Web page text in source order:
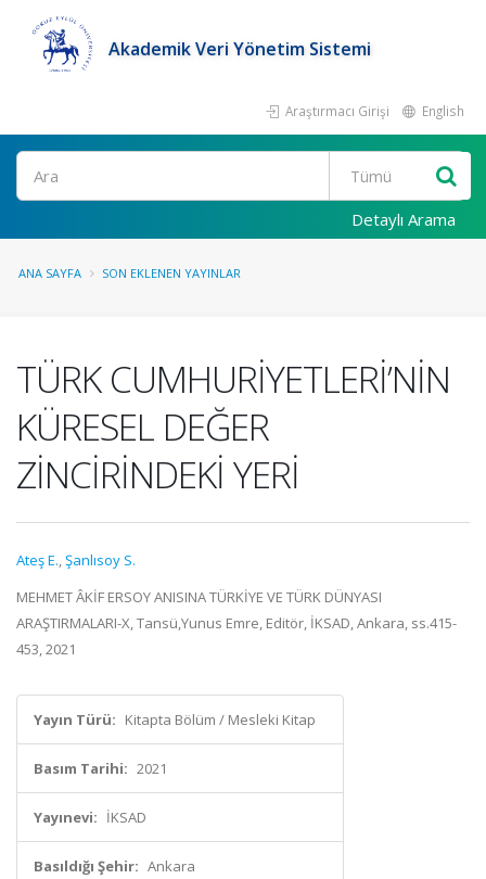
Akademik Veri Yönetim Sistemi
Araştırmacı Girişi English
Ara
Detaylı Arama
ANA SAYFA SON EKLENEN YAYINLAR
TÜRK CUMHURİYETLERİ’NİN
KÜRESEL DEĞER
ZİNCİRİNDEKİ YERİ
Ateş E.,Şanlısoy S.
MEHMET ÂKİF ERSOY ANISINA TÜRKİYE VE TÜRK DÜNYASI
ARAŞTIRMALARI-X, Tansü,Yunus Emre, Editör, İKSAD, Ankara, ss.415-
453, 2021
Yayın Türü: Kitapta Bölüm / Mesleki Kitap
Basım Tarihi: 2021
Yayınevi: İKSAD
Basıldığı Şehir: Ankara